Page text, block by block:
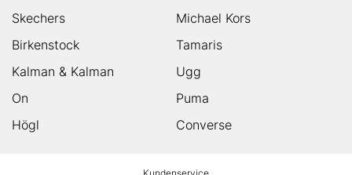
Skechers
Michael Kors
Birkenstock
Tamaris
Kalman & Kalman
Ugg
On
Puma
Högl
Converse